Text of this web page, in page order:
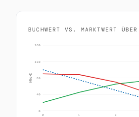
BUCHWERT VS. MARKTWERT
0
40
80
120
160
0 1 2
Mio €